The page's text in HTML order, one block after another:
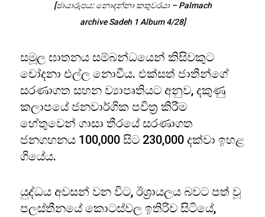
[ඡායාරූපය: නොදන්නා කතුවරයා – Palmach
archive Sadeh 1 Album 4/28]
සමූල ඝාතනය සම්බන්ධයෙන් කිසිවකුට
චෝදනා එල්ල නොවීය. එක්සත් ජාතීන්ගේ
සරණාගත සහන ව්‍යාපෘතියට අනුව, දකුණු
කලාපයේ ජනවාර්ගික පවිත්‍ර කිරීම
හේතුවෙන් ගාසා තීරයේ සරණාගත
ජනගහනය 100,000 සිට 230,000 දක්වා ඉහළ
ගියේය.
යුද්ධය අවසන් වන විට, ඊශ්‍රායලය බවට පත් වූ
පලස්තීනයේ කොටස්වල ඉතිරිව සිටියේ,